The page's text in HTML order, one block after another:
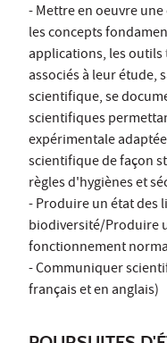
- Mettre en oeuvre
les concepts
applications, les
associés à leur étude,
scientifique, se
scientifiques
expérimentale
scientifique de façon
règles d'hygiènes et
- Produire un état des
biodiversité/Produire
fonctionnement
- Communiquer
français et en anglais)